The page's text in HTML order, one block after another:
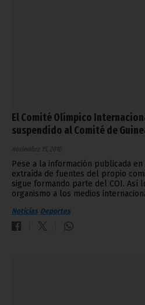
El Comité Olímpico
suspendido al Comité de
noviembre 15, 2010
Pese a la información publicada
extraída de fuentes del propio
sigue formando parte del COI. Así
organismo a los medios
Noticias Deportes